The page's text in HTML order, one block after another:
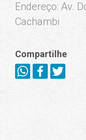
Endereço: Av.
Cachambi
Compartilhe